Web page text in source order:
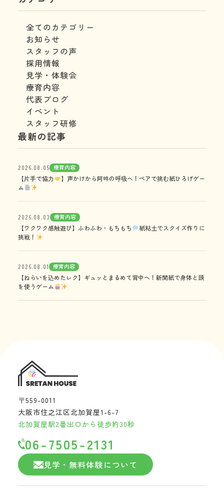
全てのカテゴリー
お知らせ
スタッフの声
採用情報
見学・体験会
療育内容
代表ブログ
イベント
スタッフ研修
最新の記事
2026.08.05 療育内容
【片手で協力
】声かけから阿吽の呼吸へ！ペアで挑む紙ひろげゲー
ム
2026.08.03 療育内容
【ワクワク感触遊び】ふわふわ・もちもち
紙粘土でスクイズ作りに
挑戦！
2026.08.01 療育内容
【ねらいを込めたレク】ギュッとまるめて背中へ！新聞紙で身体と頭
を使うゲーム
〒559-0011
大阪市住之江区北加賀屋1-6-7
北加賀屋駅2番出口から徒歩約30秒
06-7505-2131
見学・無料体験について